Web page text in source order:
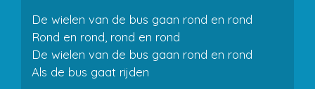
De wielen van de bus gaan rond en rond
Rond en rond, rond en rond
De wielen van de bus gaan rond en rond
Als de bus gaat rijden